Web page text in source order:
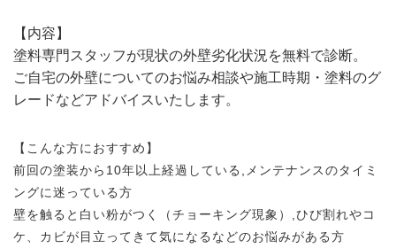
【内容】
塗料専門スタッフが現状の外壁劣化状況を無料で診断。
ご自宅の外壁についてのお悩み相談や施工時期・塗料のグ
レードなどアドバイスいたします。
【こんな方におすすめ】
前回の塗装から10年以上経過している,メンテナンスのタイミ
ングに迷っている方
壁を触ると白い粉がつく（チョーキング現象）,ひび割れやコ
ケ、カビが目立ってきて気になるなどのお悩みがある方